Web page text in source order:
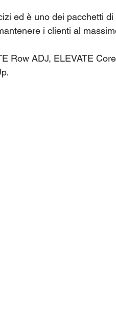
ed è uno dei pacchetti
i clienti al
Row ADJ, ELEVATE